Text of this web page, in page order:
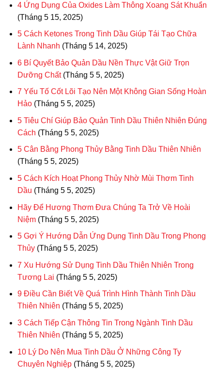
4 Ứng Dụng Của Oxides Làm Thông Xoang Sát Khuẩn
(Tháng 5 15, 2025)
5 Cách Ketones Trong Tinh Dầu Giúp Tái Tạo Chữa
Lành Nhanh (Tháng 5 14, 2025)
6 Bí Quyết Bảo Quản Dầu Nền Thực Vật Giữ Trọn
Dưỡng Chất (Tháng 5 5, 2025)
7 Yếu Tố Cốt Lõi Tạo Nên Một Không Gian Sống Hoàn
Hảo (Tháng 5 5, 2025)
5 Tiêu Chí Giúp Bảo Quản Tinh Dầu Thiên Nhiên Đúng
Cách (Tháng 5 5, 2025)
5 Cân Bằng Phong Thủy Bằng Tinh Dầu Thiên Nhiên
(Tháng 5 5, 2025)
5 Cách Kích Hoạt Phong Thủy Nhờ Mùi Thơm Tinh
Dầu (Tháng 5 5, 2025)
Hãy Để Hương Thơm Đưa Chúng Ta Trở Về Hoài
Niệm (Tháng 5 5, 2025)
5 Gợi Ý Hướng Dẫn Ứng Dụng Tinh Dầu Trong Phong
Thủy (Tháng 5 5, 2025)
7 Xu Hướng Sử Dụng Tinh Dầu Thiên Nhiên Trong
Tương Lai (Tháng 5 5, 2025)
9 Điều Cần Biết Về Quá Trình Hình Thành Tinh Dầu
Thiên Nhiên (Tháng 5 5, 2025)
3 Cách Tiếp Cận Thông Tin Trong Ngành Tinh Dầu
Thiên Nhiên (Tháng 5 5, 2025)
10 Lý Do Nên Mua Tinh Dầu Ở Những Công Ty
Chuyên Nghiệp (Tháng 5 5, 2025)